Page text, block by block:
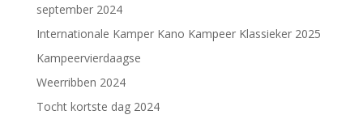
september 2024
Internationale Kamper Kano Kampeer Klassieker 2025
Kampeervierdaagse
Weerribben 2024
Tocht kortste dag 2024